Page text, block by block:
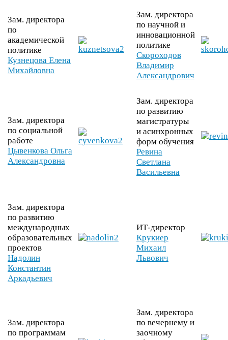
Зам. директора
по
академической
политике
Кузнецова Елена
Михайловна
Зам. директора
по научной и
инновационной
политике
Скороходов
Владимир
Александрович
Зам. директора
по социальной
работе
Цывенкова Ольга
Александровна
Зам. директора
по развитию
магистратуры
и асинхронных
форм обучения
Ревина
Светлана
Васильевна
Зам. директора
по развитию
международных
образовательных
проектов
Надолин
Константин
Аркадьевич
ИТ-​директор
Крукиер
Михаил
Львович
Зам. директора
по программам
Зам. директора
по вечернему и
заочному